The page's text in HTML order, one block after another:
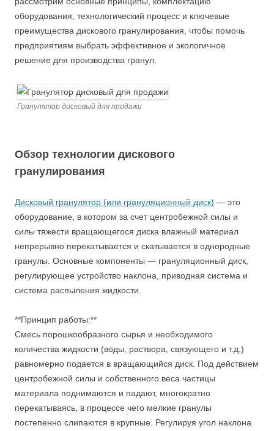
оборудования, технологический процесс и ключевые
преимущества дискового гранулирования, чтобы помочь
предприятиям выбрать эффективное и экологичное
решение для производства гранул.
Гранулятор дисковый для продажи
Обзор технологии дискового
гранулирования
Дисковый гранулятор (или грануляционный диск) — это
оборудование, в котором за счет центробежной силы и
силы тяжести вращающегося диска влажный материал
непрерывно перекатывается и скатывается в однородные
гранулы. Основные компоненты — грануляционный диск,
регулирующее устройство наклона, приводная система и
система распыления жидкости.
**Принцип работы:**
Смесь порошкообразного сырья и необходимого
количества жидкости (воды, раствора, связующего и т.д.)
равномерно подается в вращающийся диск. Под действием
центробежной силы и собственного веса частицы
материала поднимаются и падают, многократно
перекатываясь, в процессе чего мелкие гранулы
постепенно слипаются в крупные. Регулируя угол наклона